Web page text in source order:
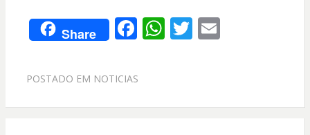
Share F
e
o
W
A
T E
POSTADO EM NOTICIAS